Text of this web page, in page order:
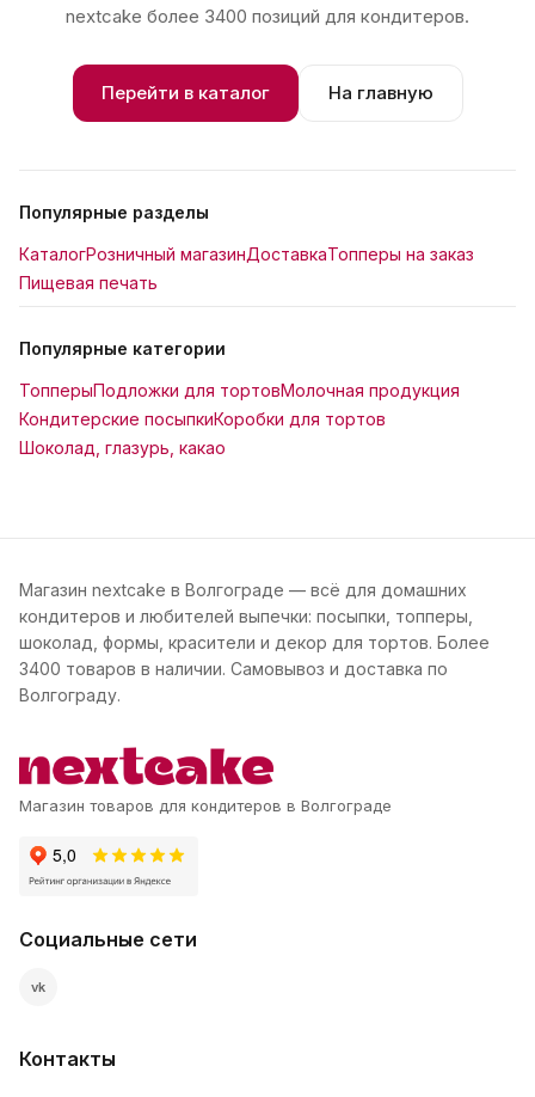
nextcake более 3400 позиций для кондитеров.
Перейти в каталог На главную
Популярные разделы
КаталогРозничный магазинДоставкаТопперы на заказ
Пищевая печать
Популярные категории
ТопперыПодложки для тортовМолочная продукция
Кондитерские посыпкиКоробки для тортов
Шоколад, глазурь, какао
Магазин nextcake в Волгограде — всё для домашних
кондитеров и любителей выпечки: посыпки, топперы,
шоколад, формы, красители и декор для тортов. Более
3400 товаров в наличии. Самовывоз и доставка по
Волгограду.
Магазин товаров для кондитеров в Волгограде
Социальные сети
vk
Контакты